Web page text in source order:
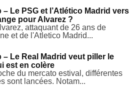
– Le PSG et l’Atlético Madrid vers
pour Alvarez ?
attaquant de 26 ans de
et de l'Atletico Madrid...
– Le Real Madrid veut piller le
est en colère
du mercato estival, différentes
sont lancées. Notam...